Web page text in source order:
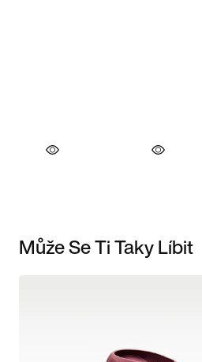
Může Se Ti Taky Líbit